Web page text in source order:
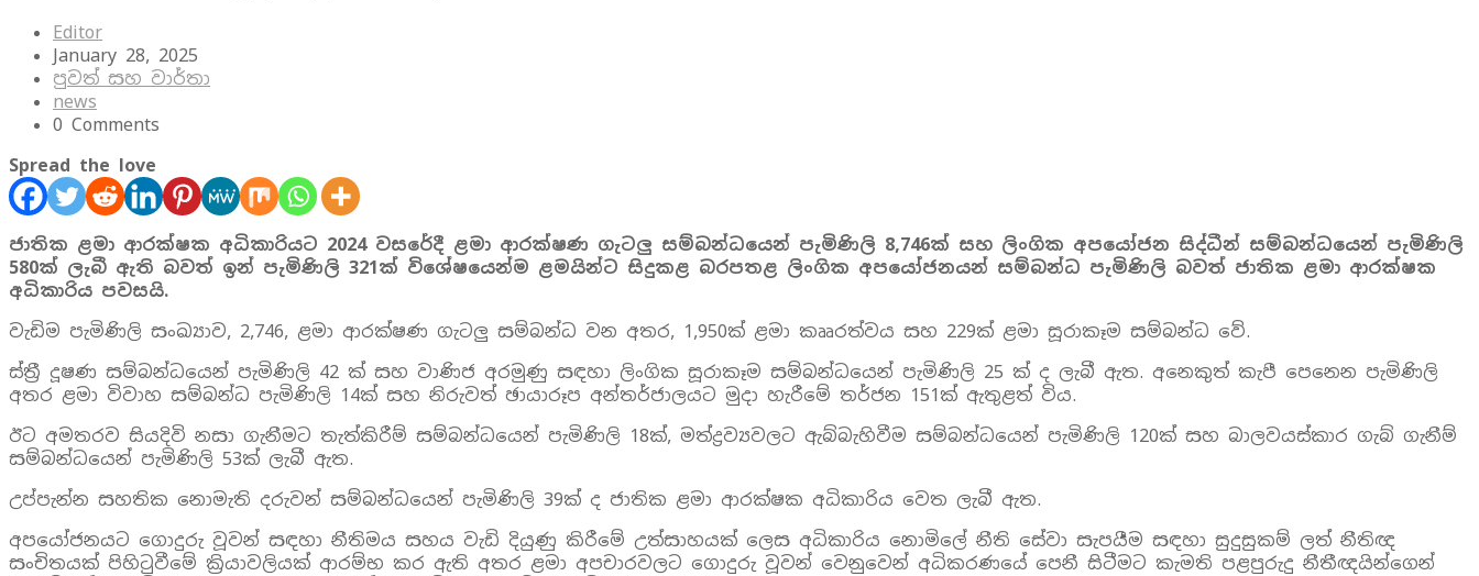
Editor
January 28, 2025
පුවත් සහ වාර්තා
news
0 Comments
Spread the love
ජාතික ළමා ආරක්ෂක අධිකාරියට 2024වසරේදී ළමා ආරක්ෂණ ගැටලු සම්බන්ධයෙන් පැමිණිලි 8,746ක් සහ ලිංගික අපයෝජන සිද්ධීන් සම්බන්ධයෙන් පැමිණිලි
580ක් ලැබී ඇති බවත් ඉන් පැමිණිලි 321ක් විශේෂයෙන්ම ළමයින්ට සිදුකළ බරපතළ ලිංගික අපයෝජනයන් සම්බන්ධ පැමිණිලි බවත් ජාතික ළමා ආරක්ෂක
අධිකාරිය පවසයි.
වැඩිම පැමිණිලි සංඛ්‍යාව, 2,746, ළමා ආරක්ෂණ ගැටලු සම්බන්ධ වන අතර, 1,950ක් ළමා කෲරත්වය සහ 229ක් ළමා සූරාකෑම සම්බන්ධ වේ.
ස්ත්‍රී දූෂණ සම්බන්ධයෙන් පැමිණිලි 42 ක් සහ වාණිජ අරමුණු සඳහා ලිංගික සූරාකෑම සම්බන්ධයෙන් පැමිණිලි 25 ක් ද ලැබී ඇත. අනෙකුත් කැපී පෙනෙන පැමිණිලි
අතර ළමා විවාහ සම්බන්ධ පැමිණිලි 14ක් සහ නිරුවත් ඡායාරූප අන්තර්ජාලයට මුදා හැරීමේ තර්ජන 151ක් ඇතුළත් විය.
ඊට අමතරව සියදිවි නසා ගැනීමට තැත්කිරීම් සම්බන්ධයෙන් පැමිණිලි 18ක්, මත්ද්‍රව්‍යවලට ඇබ්බැහිවීම සම්බන්ධයෙන් පැමිණිලි 120ක් සහ බාලවයස්කාර ගැබ් ගැනීම්
සම්බන්ධයෙන් පැමිණිලි 53ක් ලැබී ඇත.
උප්පැන්න සහතික නොමැති දරුවන් සම්බන්ධයෙන් පැමිණිලි 39ක් ද ජාතික ළමා ආරක්ෂක අධිකාරිය වෙත ලැබී ඇත.
අපයෝජනයට ගොදුරු වූවන් සඳහා නීතිමය සහය වැඩි දියුණු කිරීමේ උත්සාහයක් ලෙස අධිකාරිය නොමිලේ නීති සේවා සැපයීම සඳහා සුදුසුකම් ලත් නීතිඥ
සංචිතයක් පිහිටුවීමේ ක්‍රියාවලියක් ආරම්භ කර ඇති අතර ළමා අපචාරවලට ගොදුරු වූවන් වෙනුවෙන් අධිකරණයේ පෙනී සිටීමට කැමති පළපුරුදු නීතීඥයින්ගෙන්